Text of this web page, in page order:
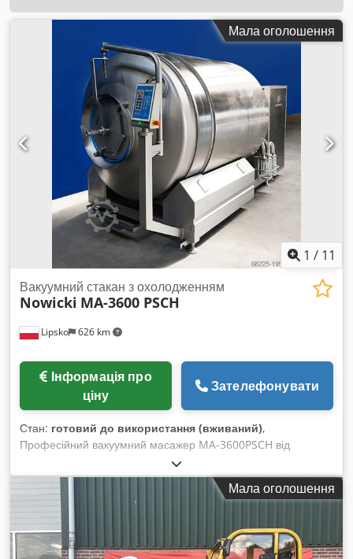
Мала оголошення
1 / 11
Lipsko 626 km
Вакуумний стакан з охолодженням
Nowicki MA-3600 PSCH
ціну
Зателефонувати
Стан: готовий до використання (вживаний),
Професійний вакуумний масажер MA-3600PSCH від
визнаної компанії Metalbud Nowicki — це обладнання,
розроблене для інтенсивної експлуатації в м’ясній
промисловості. Дана модель ідеально підходить для
масажування, маринування й засолювання м’яса, а також
для покращення структури й підвищення виходу готової
продукції. Застосування вакуумної технології забезпечує
Мала оголошення